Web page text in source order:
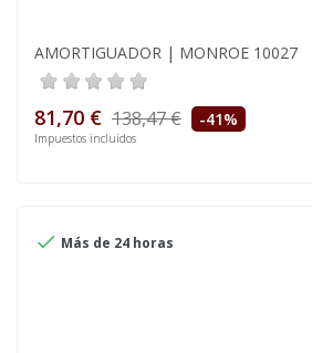
AMORTIGUADOR | MONROE 10027
81,70 € 138,47 € -41%
Impuestos incluidos
 Más de 24 horas